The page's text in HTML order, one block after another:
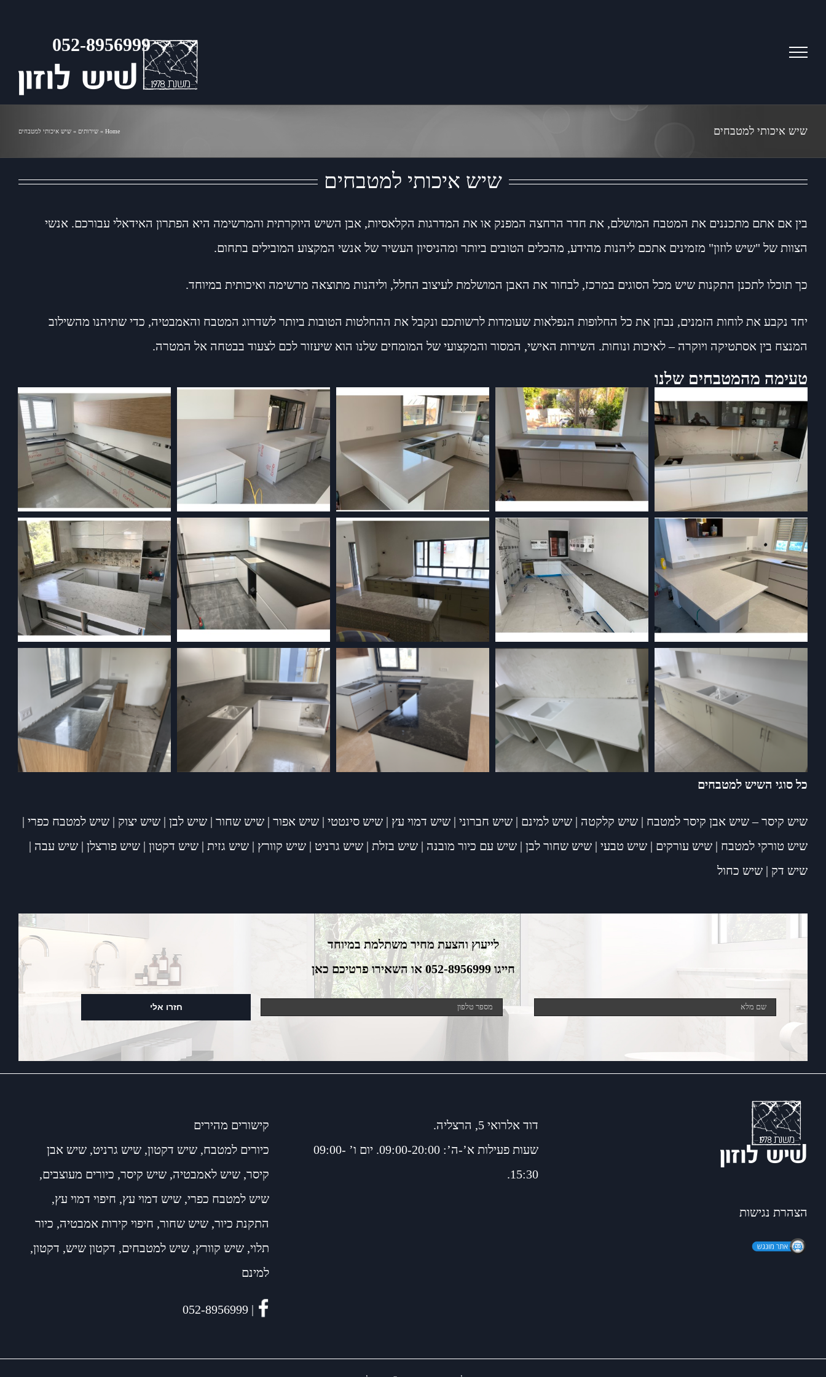
content
שיש איכותי למטבחים Home
» שירותים » שיש איכותי למטבחים
שיש איכותי למטבחים
בין אם אתם מתכננים את המטבח המושלם, את חדר הרחצה המפנק או את המדרגות הקלאסיות, אבן השיש היוקרתית והמרשימה היא הפתרון האידאלי עבורכם. אנשי
הצוות של "שיש לוזון" מזמינים אתכם ליהנות מהידע, מהכלים הטובים ביותר ומהניסיון העשיר של אנשי המקצוע המובילים בתחום.
כך תוכלו לתכנן התקנות שיש מכל הסוגים במרכז, לבחור את האבן המושלמת לעיצוב החלל, וליהנות מתוצאה מרשימה ואיכותית במיוחד.
יחד נקבע את לוחות הזמנים, נבחן את כל החלופות הנפלאות שעומדות לרשותכם ונקבל את ההחלטות הטובות ביותר לשדרוג המטבח והאמבטיה, כדי שתיהנו מהשילוב
המנצח בין אסתטיקה ויוקרה – לאיכות ונוחות. השירות האישי, המסור והמקצועי של המומחים שלנו הוא שיעזור לכם לצעוד בבטחה אל המטרה.
טעימה מהמטבחים שלנו
כל סוגי השיש למטבחים
שיש קיסר – שיש אבן קיסר למטבח | שיש קלקטה | שיש למינם | שיש חברוני | שיש דמוי עץ | שיש סינטטי | שיש אפור | שיש שחור | שיש לבן | שיש יצוק | שיש למטבח כפרי |
שיש טורקי למטבח | שיש עורקים | שיש טבעי | שיש שחור לבן | שיש עם כיור מובנה | שיש בזלת | שיש גרניט | שיש קוורץ | שיש גזית | שיש דקטון | שיש פורצלן | שיש עבה |
שיש דק | שיש כחול
לייעוץ והצעת מחיר משתלמת במיוחד
חייגו 052-8956999 או השאירו פרטיכם כאן
הצהרת נגישות
דוד אלרואי 5, הרצליה.
שעות פעילות א’-ה’: 09:00-20:00. יום ו’ 09:00-
15:30.
קישורים מהירים
כיורים למטבח, שיש דקטון, שיש גרניט, שיש אבן
קיסר, שיש לאמבטיה, שיש קיסר, כיורים מעוצבים,
שיש למטבח כפרי, שיש דמוי עץ, חיפוי דמוי עץ,
התקנת כיור, שיש שחור, חיפוי קירות אמבטיה, כיור
תלוי, שיש קוורץ, שיש למטבחים, דקטון שיש, דקטון,
למינם
| 052-8956999